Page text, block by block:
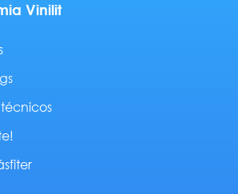
Vinilit